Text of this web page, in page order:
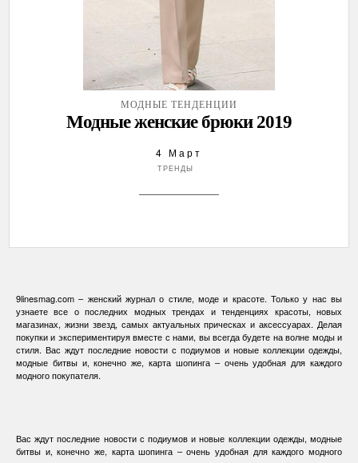
МОДНЫЕ ТЕНДЕНЦИИ
Модные женские брюки 2019
4 Март
ТРЕНДЫ
9linesmag.com – женский журнал о стиле, моде и красоте. Только у нас вы
узнаете все о последних модных трендах и тенденциях красоты, новых
магазинах, жизни звезд, самых актуальных прическах и аксессуарах. Делая
покупки и экспериментируя вместе с нами, вы всегда будете на волне моды и
стиля. Вас ждут последние новости с подиумов и новые коллекции одежды,
модные битвы и, конечно же, карта шопинга – очень удобная для каждого
модного покупателя.
Вас ждут последние новости с подиумов и новые коллекции одежды, модные
битвы и, конечно же, карта шопинга – очень удобная для каждого модного